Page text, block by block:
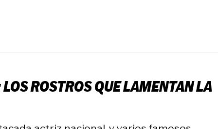
ROSTROS QUE LAMENTAN LA